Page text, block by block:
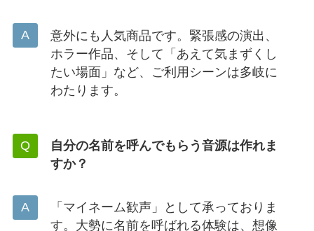
意外にも人気商品です。緊張感の演出、
ホラー作品、そして「あえて気まずくし
たい場面」など、ご利用シーンは多岐に
わたります。
自分の名前を呼んでもらう音源は作れま
すか？
「マイネーム歓声」として承っておりま
す。大勢に名前を呼ばれる体験は、想像